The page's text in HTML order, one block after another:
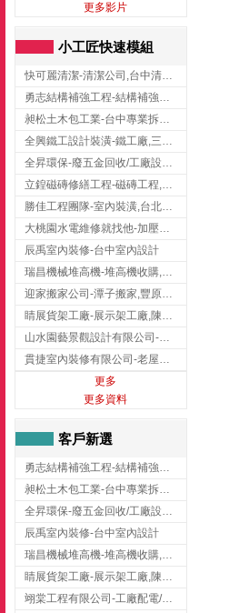
更多影片
小工匠快速模組
快可麗清潔-清潔公司,台中清潔公司,台中居家清潔
勇志結構補強工程-結構補強工程 ,桃園結構補強工程,龍潭結構補強工程
昶松土木包工業-台中專業拆除工程/挖土機出租
全興鐵工設計裝潢-鐵工廠,三峽鐵工廠,台北鐵工廠
全昇環保-廢五金回收/工廠設備收購/機械設備回收/高價收購廠房設備
立鍠磁磚修繕工程-磁磚工程,磁磚修補,新竹磁磚工程
勝佳工程團隊-室內裝潢,台北房屋裝修,三重室內裝修
大桃園水電維修就找他-加壓馬達,抽水馬達,桃園水電行,中壢水電
辰禹室內裝修-台中室內設計
瑞昌機械堆高機-堆高機收購,新北市堆高機,桃園堆高機
迎家搬家公司-潭子搬家,豐原搬家,大雅搬家,大甲搬家,台中推薦搬家,台中搬家
睛展貨架工廠-展示架工廠,陳列架,台中展示架工廠
山水園藝景觀設計有限公司-景觀工程,景觀設計,新竹園藝工程,新竹景觀設計
貫捷室內裝修有限公司-老屋翻新工程,台中老屋翻新工程,台中舊屋翻新
更多
更多資料
客戶新選
勇志結構補強工程-結構補強工程 ,桃園結構補強工程,龍潭結構補強工程
昶松土木包工業-台中專業拆除工程/挖土機出租
全昇環保-廢五金回收/工廠設備收購/機械設備回收/高價收購廠房設備
辰禹室內裝修-台中室內設計
瑞昌機械堆高機-堆高機收購,新北市堆高機,桃園堆高機
睛展貨架工廠-展示架工廠,陳列架,台中展示架工廠
翊棠工程有限公司-工廠配電/高雄消防機電公司